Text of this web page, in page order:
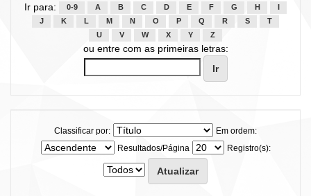
Ir para: 0-9 A B C D E F G H
J
K L M N O P Q R S
T
U
V W X Y Z
ou entre com as primeiras letras:
Classificar por:
Em ordem:
Resultados/Página
Registro(s):